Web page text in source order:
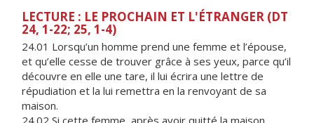
LECTURE : LE PROCHAIN ET L'ÉTRANGER (DT
24, 1-22; 25, 1-4)
24.01 Lorsqu’un homme prend une femme et l’épouse,
et qu’elle cesse de trouver grâce à ses yeux, parce qu’il
découvre en elle une tare, il lui écrira une lettre de
répudiation et la lui remettra en la renvoyant de sa
maison.
24.02 Si cette femme, après avoir quitté la maison,